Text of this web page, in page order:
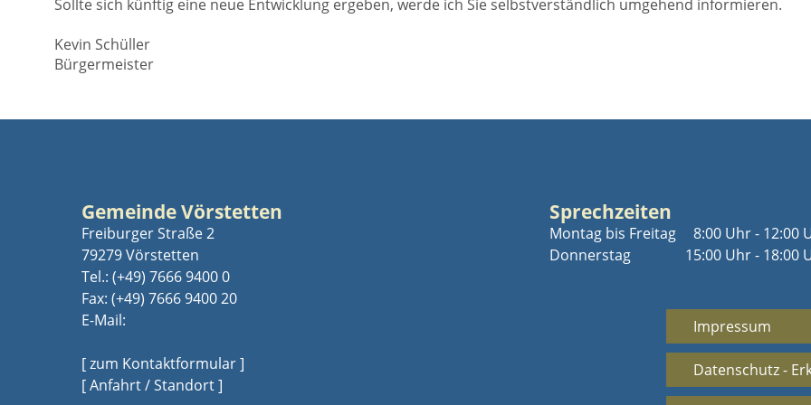
Sollte sich künftig eine neue Entwicklung ergeben, werde ich Sie selbstverständlich umgehend informieren.
Kevin Schüller
Bürgermeister
Gemeinde Vörstetten
Freiburger Straße 2
79279 Vörstetten
Tel.: (+49) 7666 9400 0
Fax: (+49) 7666 9400 20
E-Mail:
[ zum Kontaktformular ]
[ Anfahrt / Standort ]
Sprechzeiten
Montag bis Freitag
Donnerstag
8:00 Uhr - 12:00
15:00 Uhr - 18:00
Impressum
Datenschutz -